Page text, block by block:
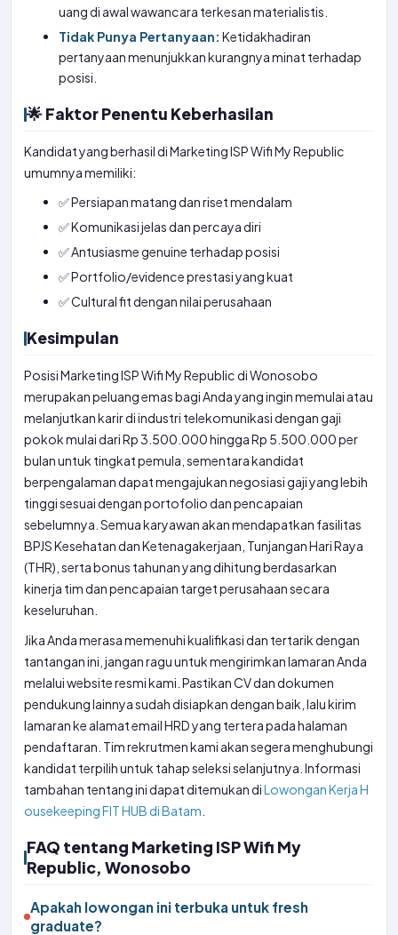
uang di awal wawancara terkesan materialistis.
Tidak Punya Pertanyaan: Ketidakhadiran
pertanyaan menunjukkan kurangnya minat terhadap
posisi.
🌟 Faktor Penentu Keberhasilan
Kandidat yang berhasil di Marketing ISP Wifi My Republic
umumnya memiliki:
✅ Persiapan matang dan riset mendalam
✅ Komunikasi jelas dan percaya diri
✅ Antusiasme genuine terhadap posisi
✅ Portfolio/evidence prestasi yang kuat
✅ Cultural fit dengan nilai perusahaan
Kesimpulan
Posisi Marketing ISP Wifi My Republic di Wonosobo
merupakan peluang emas bagi Anda yang ingin memulai atau
melanjutkan karir di industri telekomunikasi dengan gaji
pokok mulai dari Rp 3.500.000 hingga Rp 5.500.000 per
bulan untuk tingkat pemula, sementara kandidat
berpengalaman dapat mengajukan negosiasi gaji yang lebih
tinggi sesuai dengan portofolio dan pencapaian
sebelumnya. Semua karyawan akan mendapatkan fasilitas
BPJS Kesehatan dan Ketenagakerjaan, Tunjangan Hari Raya
(THR), serta bonus tahunan yang dihitung berdasarkan
kinerja tim dan pencapaian target perusahaan secara
keseluruhan.
Jika Anda merasa memenuhi kualifikasi dan tertarik dengan
tantangan ini, jangan ragu untuk mengirimkan lamaran Anda
melalui website resmi kami. Pastikan CV dan dokumen
pendukung lainnya sudah disiapkan dengan baik, lalu kirim
lamaran ke alamat email HRD yang tertera pada halaman
pendaftaran. Tim rekrutmen kami akan segera menghubungi
kandidat terpilih untuk tahap seleksi selanjutnya. Informasi
tambahan tentang ini dapat ditemukan diLowongan Kerja H
ousekeeping FIT HUB di Batam
FAQ tentang Marketing ISP Wifi My
Republic, Wonosobo
Apakah lowongan ini terbuka untuk fresh
graduate?